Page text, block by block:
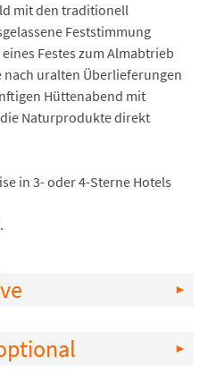
mit den traditionell
Feststimmung
Festes zum Almabtrieb
nach uralten Überlieferungen
Hüttenabend mit
Naturprodukte direkt
in 3- oder 4-Sterne Hotels